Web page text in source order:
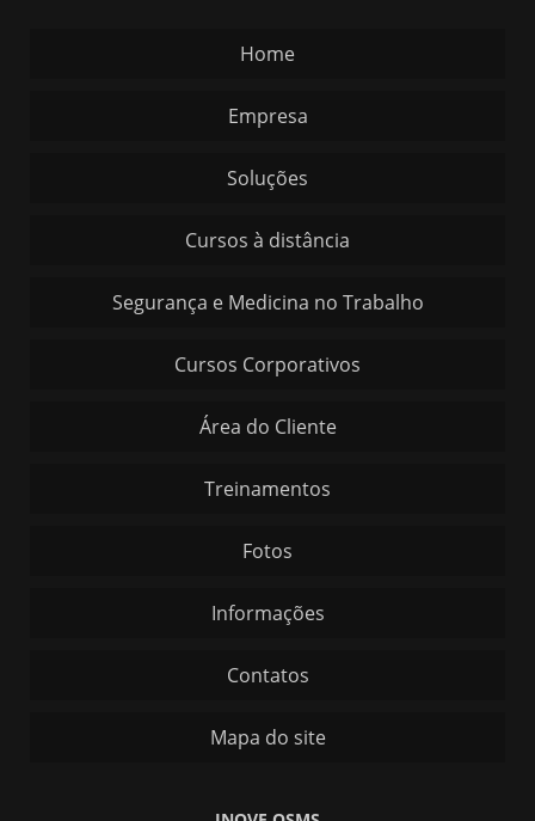
Home
Empresa
Soluções
Cursos à distância
Segurança e Medicina no Trabalho
Cursos Corporativos
Área do Cliente
Treinamentos
Fotos
Informações
Contatos
Mapa do site